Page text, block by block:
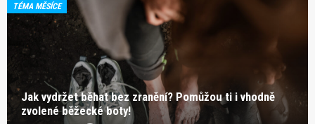
TÉMA MĚSÍCE
Jak vydržet běhat bez zranění? Pomůžou ti i vhodně
zvolené běžecké boty!